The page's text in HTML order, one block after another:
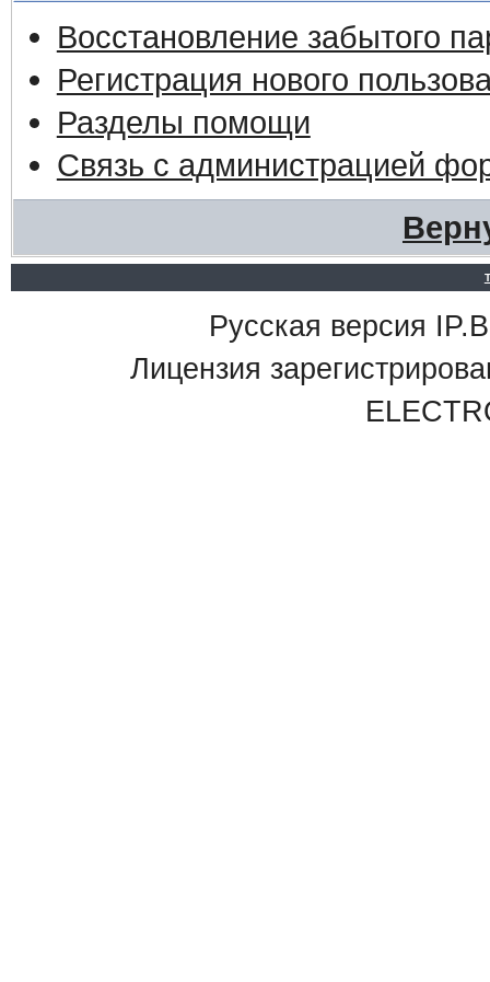
Восстановление забытого
Регистрация нового
Разделы помощи
Связь с администрацией
Русская версия
Лицензия